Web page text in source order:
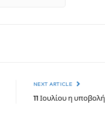
NEXT ARTICLE
11 Ιουλίου η υποβολή